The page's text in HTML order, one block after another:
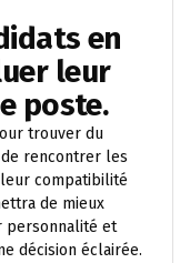
en
leur
poste.
trouver du
rencontrer les
compatibilité
de mieux
personnalité et
décision éclairée.